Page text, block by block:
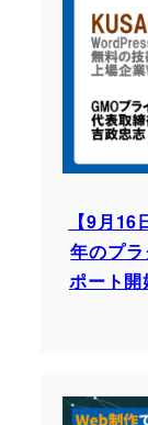
【9月
年のプ
ポート